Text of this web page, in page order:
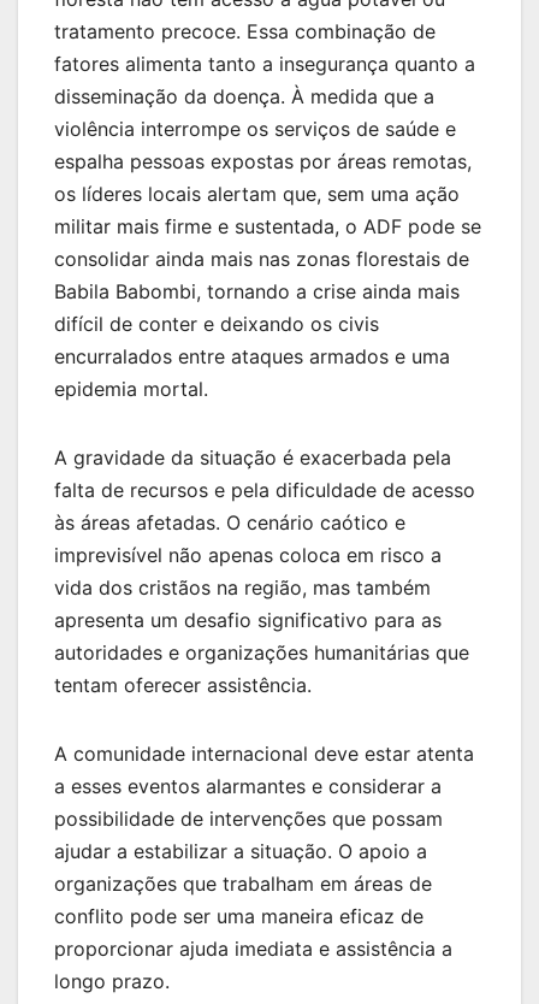
tratamento precoce. Essa combinação de
fatores alimenta tanto a insegurança quanto a
disseminação da doença. À medida que a
violência interrompe os serviços de saúde e
espalha pessoas expostas por áreas remotas,
os líderes locais alertam que, sem uma ação
militar mais firme e sustentada, o ADF pode se
consolidar ainda mais nas zonas florestais de
Babila Babombi, tornando a crise ainda mais
difícil de conter e deixando os civis
encurralados entre ataques armados e uma
epidemia mortal.
A gravidade da situação é exacerbada pela
falta de recursos e pela dificuldade de acesso
às áreas afetadas. O cenário caótico e
imprevisível não apenas coloca em risco a
vida dos cristãos na região, mas também
apresenta um desafio significativo para as
autoridades e organizações humanitárias que
tentam oferecer assistência.
A comunidade internacional deve estar atenta
a esses eventos alarmantes e considerar a
possibilidade de intervenções que possam
ajudar a estabilizar a situação. O apoio a
organizações que trabalham em áreas de
conflito pode ser uma maneira eficaz de
proporcionar ajuda imediata e assistência a
longo prazo.